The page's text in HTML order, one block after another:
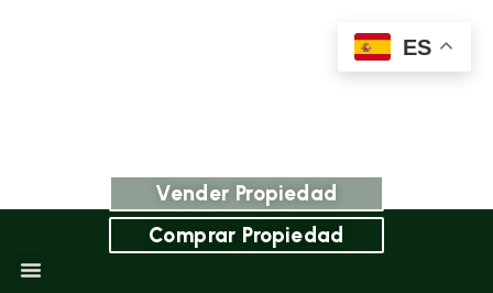
Vender Propiedad
Comprar Propiedad
ES